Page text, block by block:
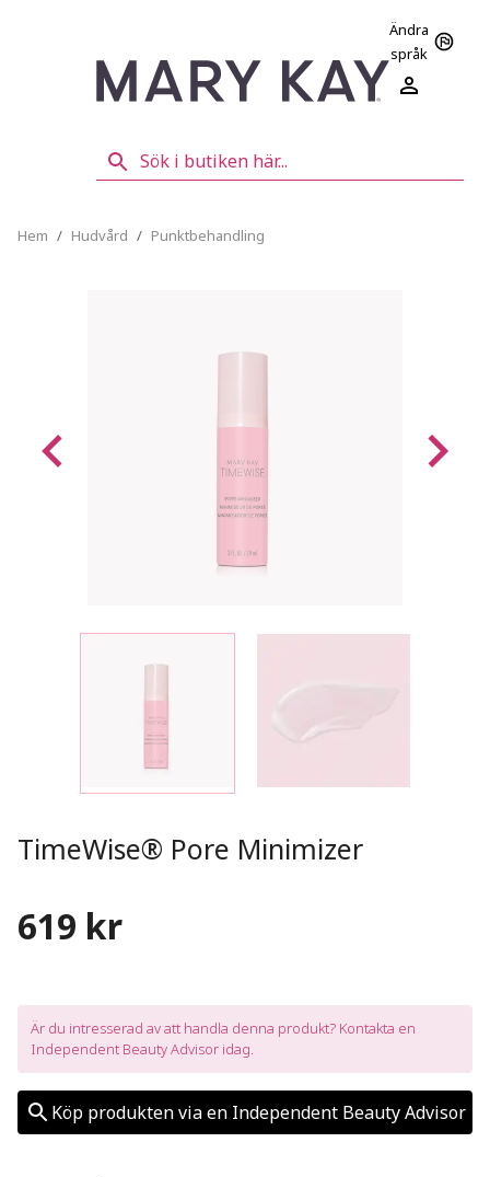
Ändra
språk
Hem / Hudvård / Punktbehandling
TimeWise® Pore Minimizer
619 kr
Är du intresserad av att handla denna produkt? Kontakta en
Independent Beauty Advisor idag.
Köp produkten via en Independent Beauty Advisor